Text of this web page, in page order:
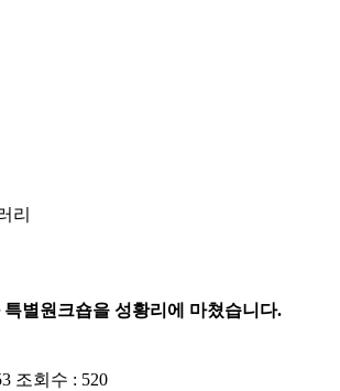
리
별원크숍을 성황리에 마쳤습니다.
조회수 : 520